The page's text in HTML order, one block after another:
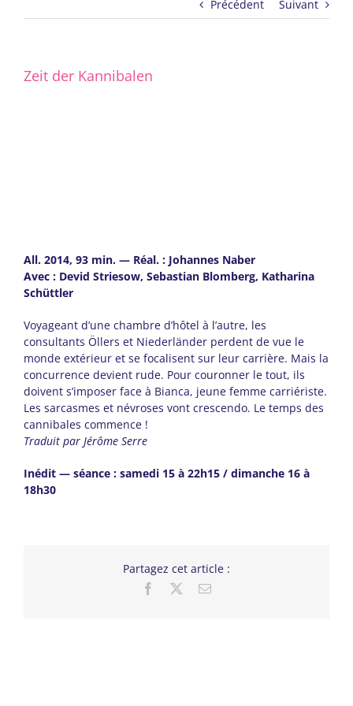
Précédent Suivant
Zeit der Kannibalen
All. 2014, 93 min. — Réal. : Johannes Naber
Avec : Devid Striesow, Sebastian Blomberg, Katharina
Schüttler
Voyageant d’une chambre d’hôtel à l’autre, les
consultants Öllers et Niederländer perdent de vue le
monde extérieur et se focalisent sur leur carrière. Mais la
concurrence devient rude. Pour couronner le tout, ils
doivent s’imposer face à Bianca, jeune femme carriériste.
Les sarcasmes et névroses vont crescendo. Le temps des
cannibales commence !
Traduit par Jérôme Serre
Inédit — séance : samedi 15 à 22h15 / dimanche 16 à
18h30
Partagez cet article :
Facebook Email